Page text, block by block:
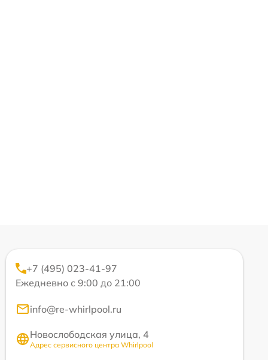
+7 (495) 023-41-97
Ежедневно с 9:00 до 21:00
info@re-whirlpool.ru
Новослободская улица, 4
Адрес сервисного центра Whirlpool